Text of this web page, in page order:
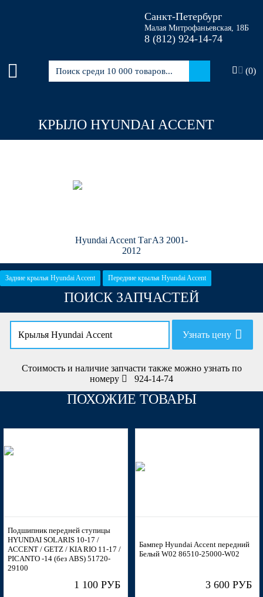
Санкт-Петербург
Малая Митрофаньевская, 18Б
8 (812)924-14-74
(0)
КРЫЛО HYUNDAI ACCENT
Hyundai Accent ТагАЗ 2001-
2012
Задние крылья Hyundai Accent Передние крылья Hyundai Accent
ПОИСК ЗАПЧАСТЕЙ
Узнать цену
Стоимость и наличие запчасти также можно узнать по
номеру
924-14-74
ПОХОЖИЕ ТОВАРЫ
Подшипник передней ступицы
HYUNDAI SOLARIS 10-17 /
ACCENT / GETZ / KIA RIO 11-17 /
PICANTO -14 (без ABS) 51720-
29100
1 100 РУБ
Бампер Hyundai Accent передний
Белый W02 86510-25000-W02
3 600 РУБ